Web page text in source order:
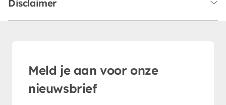
Disclaimer
Meld je aan voor onze
nieuwsbrief